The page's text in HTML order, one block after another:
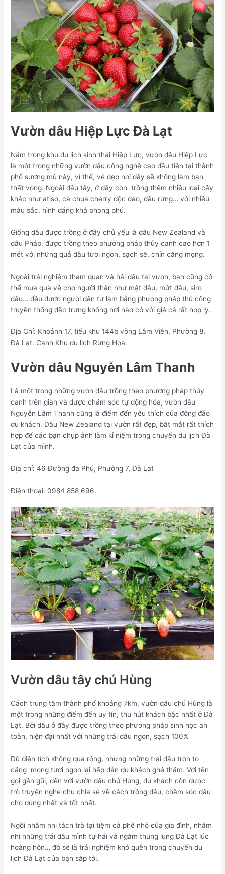
Vườn dâu Hiệp Lực Đà Lạt
Nằm trong khu du lịch sinh thái Hiệp Lực, vườn dâu Hiệp Lực
là một trong những vườn dâu công nghệ cao đầu tiên tại thành
phố sương mù này, vì thế, vẻ đẹp nơi đây sẽ không làm bạn
thất vọng. Ngoài dâu tây, ở đây còn trồng thêm nhiều loại cây
khác như atiso, cà chua cherry độc đáo, dâu rừng… với nhiều
màu sắc, hình dáng khá phong phú.
Giống dâu được trồng ở đây chủ yếu là dâu New Zealand và
dâu Pháp, được trồng theo phương pháp thủy canh cao hơn 1
mét với những quả dâu tươi ngon, sạch sẽ, chín căng mọng.
Ngoài trải nghiệm tham quan và hái dâu tại vườn, bạn cũng có
thể mua quà về cho người thân như mật dâu, mứt dâu, siro
dâu… đều được người dân tự làm bằng phương pháp thủ công
truyền thống đặc trưng không nơi nào có với giá cả rất hợp lý.
Địa Chỉ: Khoảnh 17, tiểu khu 144b vòng Lâm Viên, Phường 8,
Đà Lạt. Cạnh Khu du lịch Rừng Hoa.
Vườn dâu Nguyễn Lâm Thanh
Là một trong những vườn dâu trồng theo phương pháp thủy
canh trên giàn và được chăm sóc tự động hóa, vườn dâu
Nguyễn Lâm Thanh cũng là điểm đến yêu thích của đông đảo
du khách. Dâu New Zealand tại vườn rất đẹp, bắt mắt rất thích
hợp để các bạn chụp ảnh làm kỉ niệm trong chuyến du lịch Đà
Lạt của mình.
Địa chỉ: 46 Đường đa Phú, Phường 7, Đà Lạt
Điện thoại: 0984 858 696.
Vườn dâu tây chú Hùng
Cách trung tâm thành phố khoảng 7km, vườn dâu chú Hùng là
một trong những điểm đến uy tín, thu hút khách bậc nhất ở Đà
Lạt. Bởi dâu ở đây được trồng theo phương pháp sinh học an
toàn, hiện đại nhất với những trái dâu ngon, sạch 100%
Dù diện tích không quá rộng, nhưng những trái dâu tròn to
căng mọng tươi ngon lại hấp dẫn du khách ghé thăm. Với tên
gọi gần gũi, đến với vườn dâu chú Hùng, du khách còn được
trò truyện nghe chú chia sẻ về cách trồng dâu, chăm sóc dâu
cho đúng nhất và tốt nhất.
Ngồi nhâm nhi tách trà tại tiệm cà phê nhỏ của gia đình, nhâm
nhi những trái dâu mình tự hái và ngắm thung lung Đà Lạt lúc
hoàng hôn… đó sẽ là trải nghiệm khó quên trong chuyến du
lịch Đà Lạt của bạn sắp tới.